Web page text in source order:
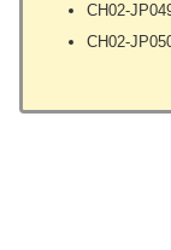
CH02-
CH02-